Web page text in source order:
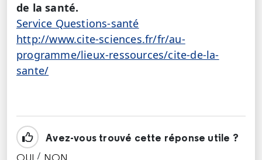
de la santé.
Service Questions-santé
http://www.cite-sciences.fr/fr/au-
programme/lieux-ressources/cite-de-la-
sante/
Avez-vous trouvé cette réponse utile ?
/